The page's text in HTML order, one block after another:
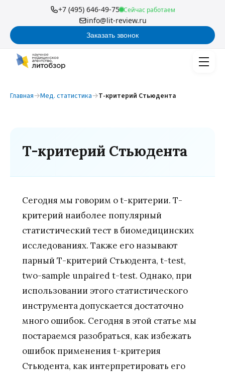
+7 (495) 646-49-75 Сейчас работаем
info@lit-review.ru
Заказать звонок
Главная→Мед. статистика→Т-критерий Стьюдента
Т-критерий Стьюдента
Сегодня мы говорим о t-критерии. Т-
критерий наиболее популярный
статистический тест в биомедицинских
исследованиях. Также его называют
парный Т-критерий Стьюдента, t-test,
two-sample unpaired t-test. Однако, при
использовании этого статистического
инструмента допускается достаточно
много ошибок. Сегодня в этой статье мы
постараемся разобраться, как избежать
ошибок применения t-критерия
Стьюдента, как интерпретировать его